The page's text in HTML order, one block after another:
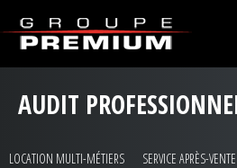
AUDIT
LOCATION MULTI-MÉTIERS SERVICE APRÈS-VENTE